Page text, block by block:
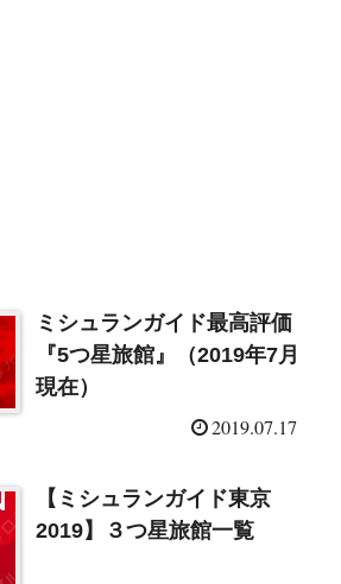
ミシュランガイド最高評価
『5つ星旅館』（2019年7月
現在）
2019.07.17
【ミシュランガイド東京
2019】３つ星旅館一覧